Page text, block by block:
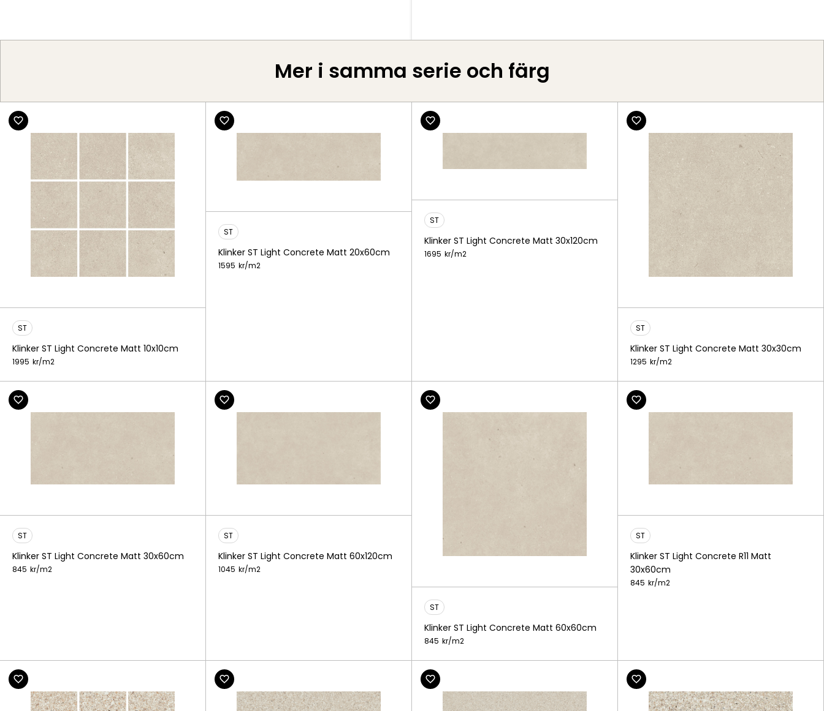
Mer i samma serie och färg
ST
Klinker ST Light Concrete Matt 10x10cm
1995 kr/m2
ST
Klinker ST Light Concrete Matt 20x60cm
1595 kr/m2
ST
Klinker ST Light Concrete Matt 30x120cm
1695 kr/m2
ST
Klinker ST Light Concrete Matt 30x30cm
1295 kr/m2
ST
Klinker ST Light Concrete Matt 30x60cm
845 kr/m2
ST
Klinker ST Light Concrete Matt 60x120cm
1045 kr/m2
ST
Klinker ST Light Concrete Matt 60x60cm
845 kr/m2
ST
Klinker ST Light Concrete R11 Matt
30x60cm
845 kr/m2